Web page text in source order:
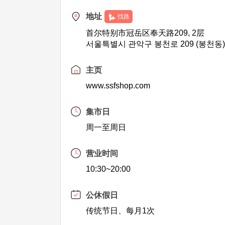
地址 找路
首尔特别市冠岳区奉天路209, 2层
서울특별시 관악구 봉천로 209 (봉천동
主页
www.ssfshop.com
集市日
周一至周日
营业时间
10:30~20:00
公休假日
传统节日、每月1次